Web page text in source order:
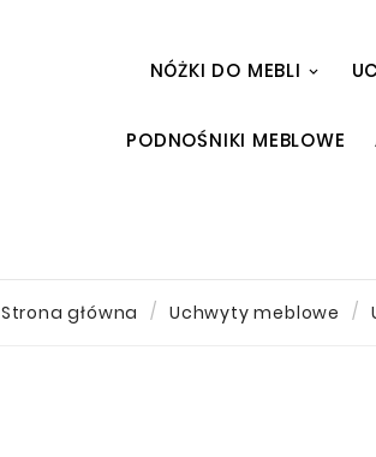
NÓŻKI DO MEBLI
PODNOŚNIKI MEBLOWE
Strona główna Uchwyty meblowe